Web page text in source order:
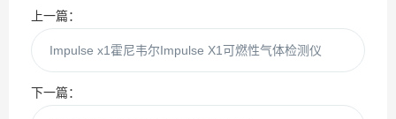
上一篇：
Impulse x1霍尼韦尔Impulse X1可燃性气体检测仪
下一篇：